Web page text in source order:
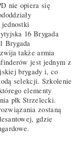
nie opiera się
16 Brygada
Brygada
także armia
jest jednym z
brygady i, co
selekcji. Szkolenie
elementy
płk Strzelecki.
zostaną
gdzie